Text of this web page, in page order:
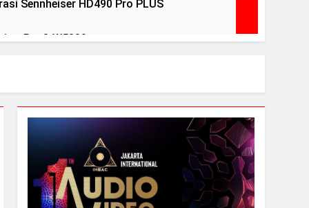
Sennheiser HD490 Pro PLUS
BenQ W5800
peraih Awards
menguji headphone dan speaker Anda
Pelegrina edisi terbatas